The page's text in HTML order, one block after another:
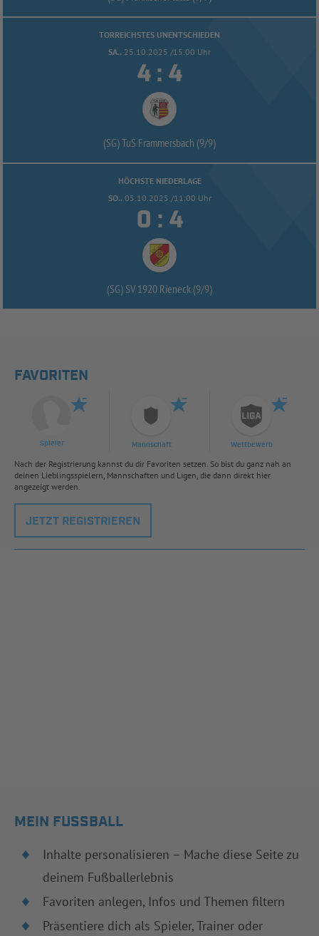
TORREICHSTES UNENTSCHIEDEN
SA.. 25.10.2025 /15:00 Uhr
 : 
(SG) TuS Frammersbach (9/9)
HÖCHSTE NIEDERLAGE
SO.. 05.10.2025 /11:00 Uhr
 : 
(SG) SV 1920 Rieneck (9/9)
FAVORITEN
Spieler Mannschaft Wettbewerb
Nach der Registrierung kannst du dir Favoriten setzen. So bist du ganz nah an
deinen Lieblingsspielern, Mannschaften und Ligen, die dann direkt hier
angezeigt werden.
JETZT REGISTRIEREN
MEIN FUSSBALL
Inhalte personalisieren – Mache diese Seite zu
deinem Fußballerlebnis
Favoriten anlegen, Infos und Themen filtern
Präsentiere dich als Spieler, Trainer oder